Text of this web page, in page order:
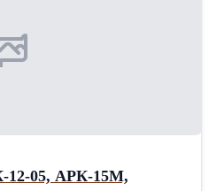
123; Куплю: кран КЭ53-8;
5; клапан
05, АРК-15М,